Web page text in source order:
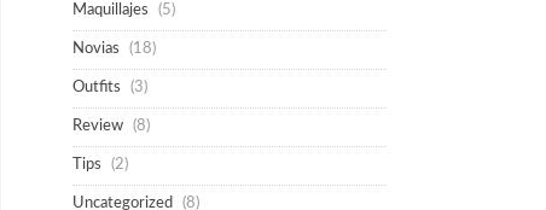
Maquillajes (5)
Novias (18)
Outfits (3)
Review (8)
Tips (2)
Uncategorized (8)